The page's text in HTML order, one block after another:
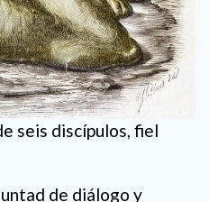
seis discípulos, fiel
de diálogo y